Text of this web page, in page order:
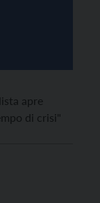
apre
di crisi"